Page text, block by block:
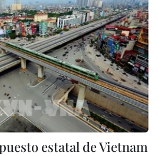
estatal de Vietnam